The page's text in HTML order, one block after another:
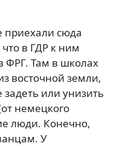
приехали сюда
в ГДР к ним
ФРГ. Там в школах
восточной земли,
задеть или унизить
немецкого
люди. Конечно,
У